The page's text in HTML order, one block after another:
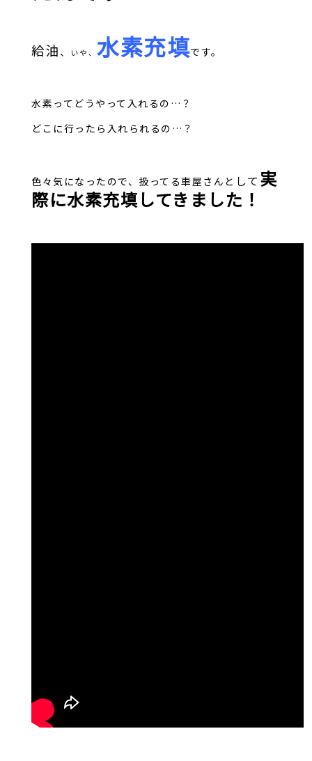
給油 、 いや、 水素充填です。
水素ってどうやって入れるの…？
どこに行ったら入れられるの…？
色々気になったので、扱ってる車屋さんと して 実
際に水素充填してきました！